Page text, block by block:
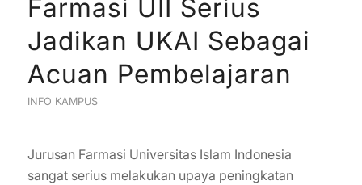
Farmasi UII Serius
Jadikan UKAI Sebagai
Acuan Pembelajaran
INFO KAMPUS
Jurusan Farmasi Universitas Islam Indonesia
sangat serius melakukan upaya peningkatan